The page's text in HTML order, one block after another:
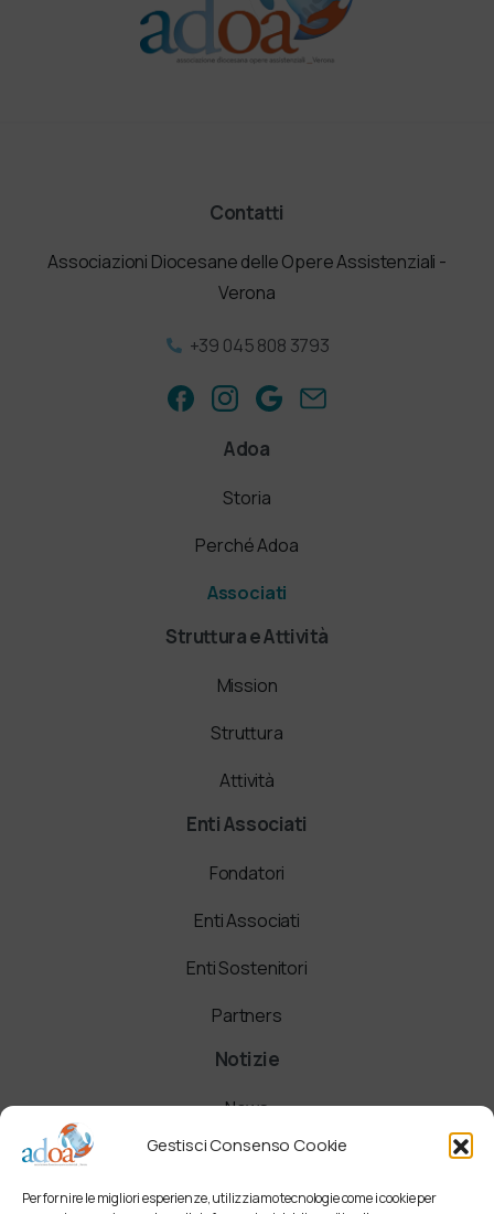
Gestisci Consenso Cookie
Per fornire le migliori esperienze, utilizziamo tecnologie come i cookie per
Contatti
Associazioni Diocesane delle Opere Assistenziali -
Verona
+39 045 808 3793
Adoa
Storia
Perché Adoa
Associati
Struttura e Attività
Mission
Struttura
Attività
Enti Associati
Fondatori
Enti Associati
Enti Sostenitori
Partners
Notizie
News
Comunicati
Newsletter